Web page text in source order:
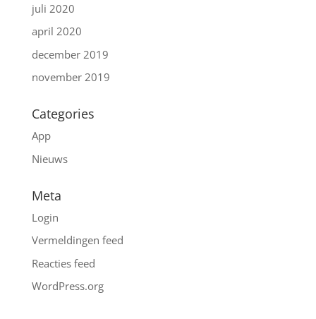
juli 2020
april 2020
december 2019
november 2019
Categories
App
Nieuws
Meta
Login
Vermeldingen feed
Reacties feed
WordPress.org